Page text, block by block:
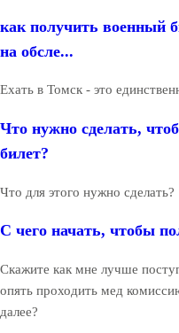
как получить военный
на обсле...
Ехать в Томск - это
Что нужно сделать,
билет?
Что для этого нужно сделать?
С чего начать, чтобы
Скажите как мне лучше
опять проходить мед
далее?